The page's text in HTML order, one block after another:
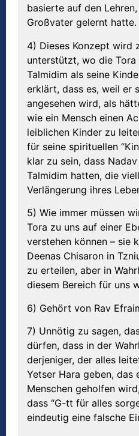
basierte auf den
Großvater gelernt hatte.
4) Dieses Konzept wird
unterstützt, wo die Tora
Talmidim als seine
erklärt, dass es, weil er
angesehen wird, als
wie ein Mensch einen
leiblichen Kinder zu
für seine spirituellen
klar zu sein, dass
Talmidim hatten, die
Verlängerung ihres
5) Wie immer müssen
Tora zu uns auf einer
verstehen können – sie
Deenas Chisaron in
zu erteilen, aber in
diesem Bereich für uns
6) Gehört von Rav
7) Unnötig zu sagen,
dürfen, dass in der
derjeniger, der alles
Yetser Hara geben, das
Menschen geholfen
dass “G-tt für alles
eindeutig eine falsche